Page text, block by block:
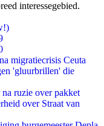
interessegebied.
migratiecrisis Ceuta
'gluurbrillen' die
ruzie over pakket
over Straat van